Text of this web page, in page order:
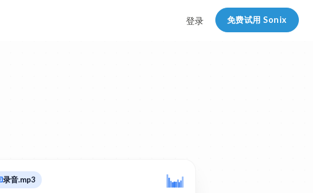
登录 免费试用 Sonix
录音.mp3